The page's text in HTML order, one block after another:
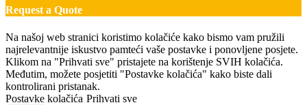
Request a Quote
Na našoj web stranici koristimo kolačiće kako bismo vam pružili
najrelevantnije iskustvo pamteći vaše postavke i ponovljene posjete.
Klikom na "Prihvati sve" pristajete na korištenje SVIH kolačića.
Međutim, možete posjetiti "Postavke kolačića" kako biste dali
kontrolirani pristanak.
Postavke kolačića Prihvati sve